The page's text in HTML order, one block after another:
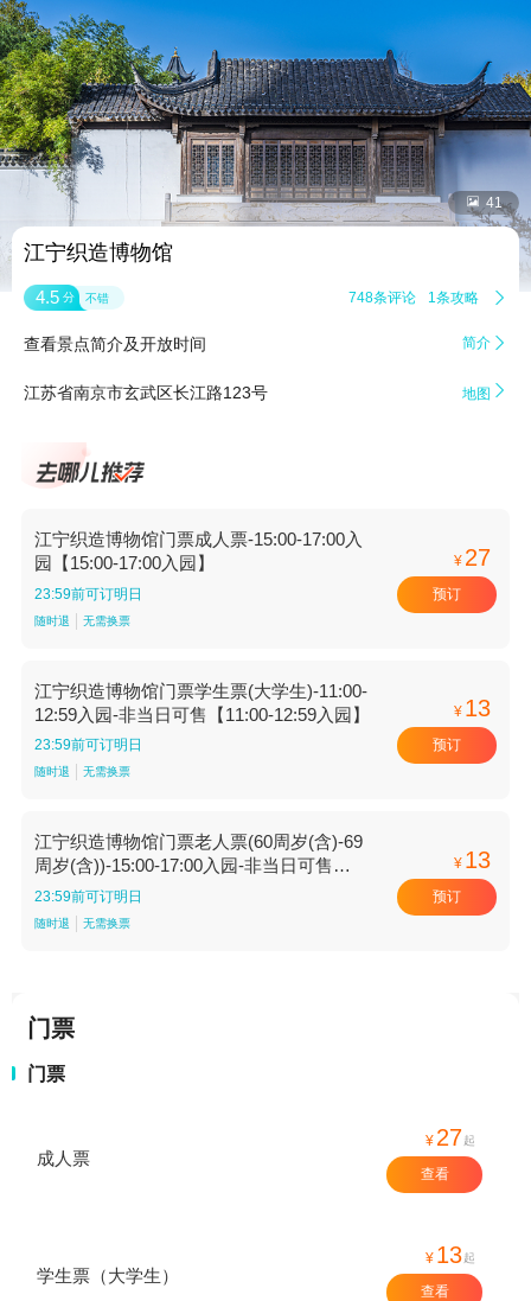
 41
江宁织造博物馆
4.5 分 不错 748条评论 1条攻略 
查看景点简介及开放时间 简介 
江苏省南京市玄武区长江路123号 地图 
江宁织造博物馆门票成人票-15:00-17:00入
园【15:00-17:00入园】
23:59前可订明日
随时退 无需换票
¥ 27
预订
江宁织造博物馆门票学生票(大学生)-11:00-
12:59入园-非当日可售【11:00-12:59入园】
23:59前可订明日
随时退 无需换票
¥ 13
预订
江宁织造博物馆门票老人票(60周岁(含)-69
周岁(含))-15:00-17:00入园-非当日可售
【15:00-17:00入园】
23:59前可订明日
随时退 无需换票
¥ 13
预订
门票
门票
成人票
¥ 27起
查看
学生票（大学生）
¥ 13起
查看
